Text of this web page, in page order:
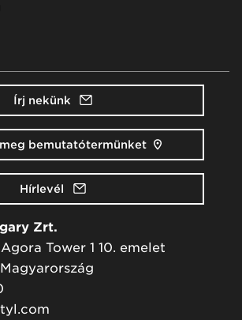
Írj nekünk
bemutatótermünket
Hírlevél
Zrt.
Agora Tower 1 10. emelet